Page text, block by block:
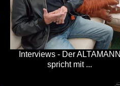
Interviews - Der ALTAMANN
spricht mit ...